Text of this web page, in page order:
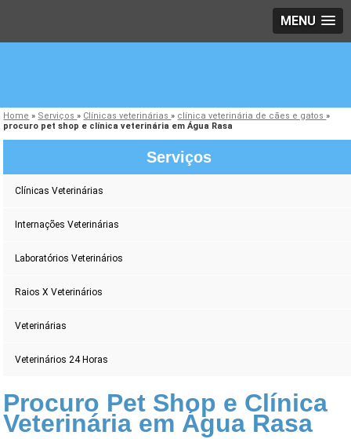
MENU
Home » Serviços» Clínicas veterinárias» clínica veterinária de cães e gatos»
procuro pet shop e clínica veterinária em Água Rasa
Serviços
Clínicas Veterinárias
Internações Veterinárias
Laboratórios Veterinários
Raios X Veterinários
Veterinárias
Veterinários 24 Horas
Procuro Pet Shop e Clínica
Veterinária em Água Rasa